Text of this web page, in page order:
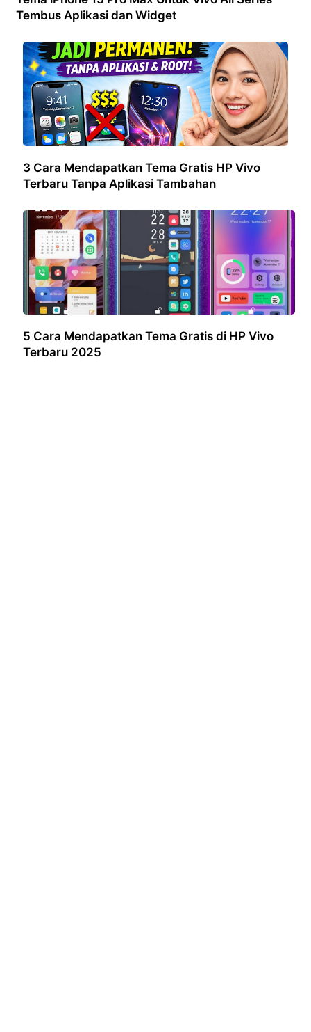
Tembus Aplikasi dan Widget
3 Cara Mendapatkan Tema Gratis HP Vivo
Terbaru Tanpa Aplikasi Tambahan
5 Cara Mendapatkan Tema Gratis di HP Vivo
Terbaru 2025